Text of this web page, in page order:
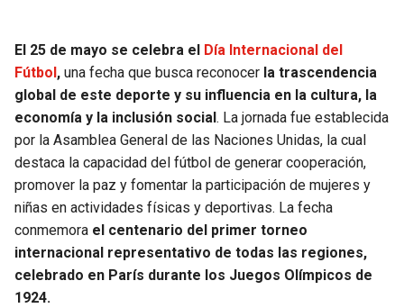
PANTHERS
SAINTS
BUCCANEERS
JAZZ
El 25 de mayo se celebra el
Día Internacional del
Fútbol , una fecha que busca reconocer la trascendencia
global de este deporte y su influencia en la cultura, la
economía y la inclusión social . La jornada fue establecida
por la Asamblea General de las Naciones Unidas, la cual
destaca la capacidad del fútbol de generar cooperación,
promover la paz y fomentar la participación de mujeres y
niñas en actividades físicas y deportivas. La fecha
conmemora el centenario del primer torneo
internacional representativo de todas las regiones,
celebrado en París durante los Juegos Olímpicos de
1924.